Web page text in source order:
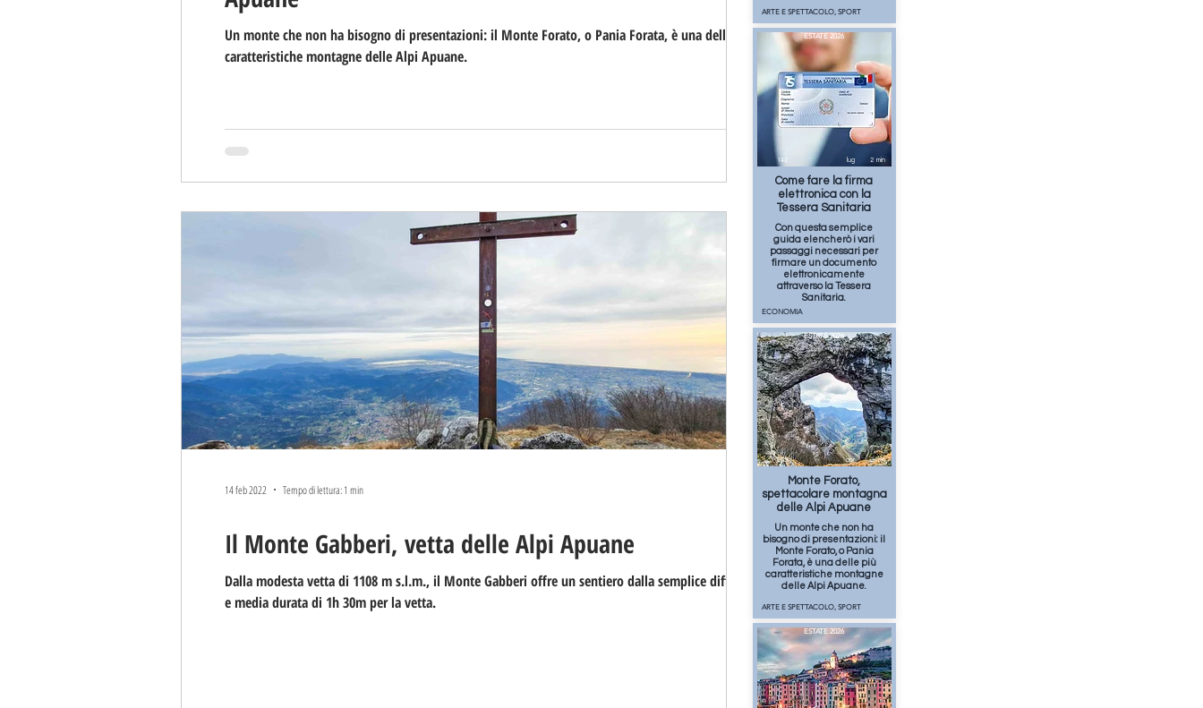
Un monte che non ha bisogno di presentazioni: il Monte Forato, o Pania Forata, è una delle più
caratteristiche montagne delle Alpi Apuane.
Il Monte Gabberi, vetta delle Alpi Apuane
Dalla modesta vetta di 1108 m s.l.m., il Monte Gabberi offre un sentiero dalla semplice difficoltà
e media durata di 1h 30m per la vetta.
14 feb 2022 Tempo di lettura: 1 min
ARTE E SPETTACOLO, SPORT
ESTATE 2026
lug 2 min
142
Come fare la firma
elettronica con la
Tessera Sanitaria
Con questa semplice
guida elencherò i vari
passaggi necessari per
firmare un documento
elettronicamente
attraverso la Tessera
Sanitaria.
ECONOMIA
ESTATE 2026
apr 2 min
265
Monte Forato,
spettacolare montagna
delle Alpi Apuane
Un monte che non ha
bisogno di presentazioni: il
Monte Forato, o Pania
Forata, è una delle più
caratteristiche montagne
delle Alpi Apuane.
ARTE E SPETTACOLO, SPORT
ESTATE 2026